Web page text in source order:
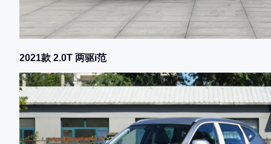
2021款 2.0T 两驱i范